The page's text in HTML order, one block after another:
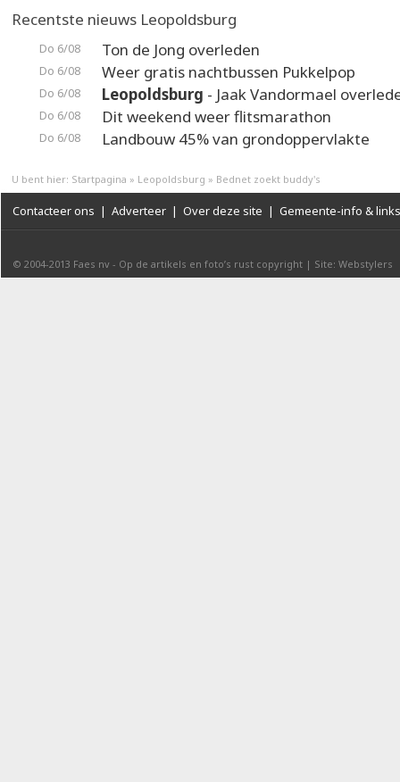
Recentste nieuws Leopoldsburg
Do 6/08 Ton de Jong overleden
Do 6/08 Weer gratis nachtbussen Pukkelpop
Do 6/08 Leopoldsburg - Jaak Vandormael
Do 6/08 Dit weekend weer flitsmarathon
Do 6/08 Landbouw 45% van grondoppervlakte
U bent hier: Startpagina » Leopoldsburg » Bednet zoekt buddy's
Contacteer ons | Adverteer | Over deze site | Gemeente-info & links
© 2004-2013 Faes nv - Op de artikels en foto’s rust copyright | Site: Webstylers